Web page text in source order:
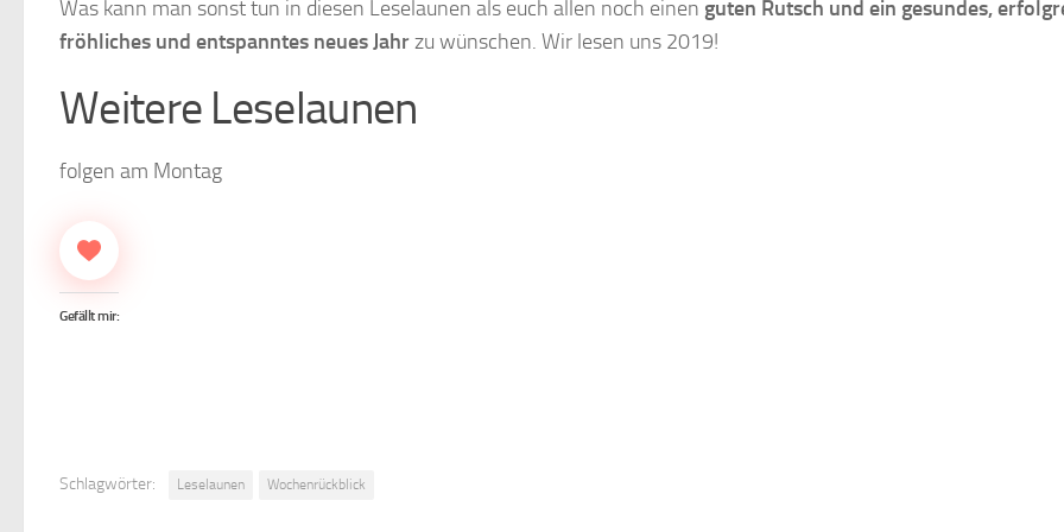
Was kann man sonst tun in diesen Leselaunen als euch allen noch einen guten Rutsch und ein gesundes,
fröhliches und entspanntes neues Jahrzu wünschen. Wir lesen uns 2019!
Weitere Leselaunen
folgen am Montag
Gefällt mir:
Schlagwörter: Leselaunen Wochenrückblick